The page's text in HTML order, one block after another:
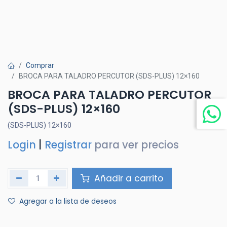
Comprar
BROCA PARA TALADRO PERCUTOR (SDS-PLUS) 12×160
BROCA PARA TALADRO PERCUTOR
(SDS-PLUS) 12×160
(SDS-PLUS) 12×160
Login Registrar para ver precios
Añadir a carrito
Agregar a la lista de deseos